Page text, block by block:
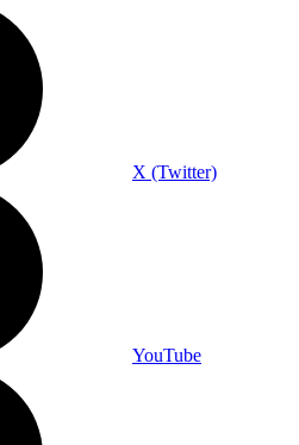
X (Twitter)
YouTube